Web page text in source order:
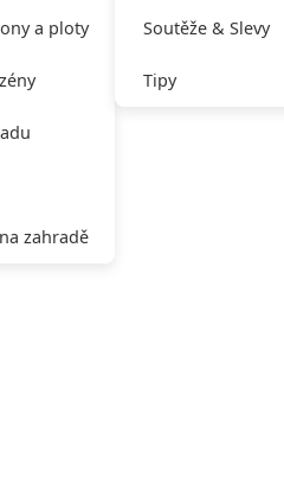
a ploty
zahradě
Soutěže & Slevy
Tipy